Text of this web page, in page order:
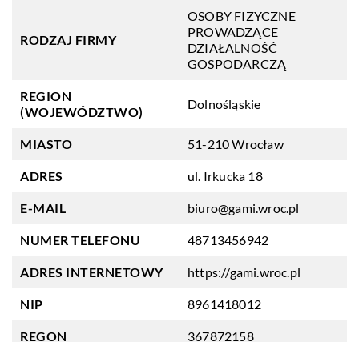
RODZAJ FIRMY
OSOBY FIZYCZNE
PROWADZĄCE
DZIAŁALNOŚĆ
GOSPODARCZĄ
REGION
(WOJEWÓDZTWO)
Dolnośląskie
MIASTO 51-210 Wrocław
ADRES ul. Irkucka 18
E-MAIL biuro@gami.wroc.pl
NUMER TELEFONU 48713456942
ADRES INTERNETOWY https://gami.wroc.pl
NIP 8961418012
REGON 367872158